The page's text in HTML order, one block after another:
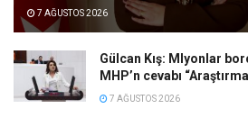
7 AĞUSTOS 2026
Gülcan Kış: Mlyonlar
MHP’n cevabı
7 AĞUSTOS 2026